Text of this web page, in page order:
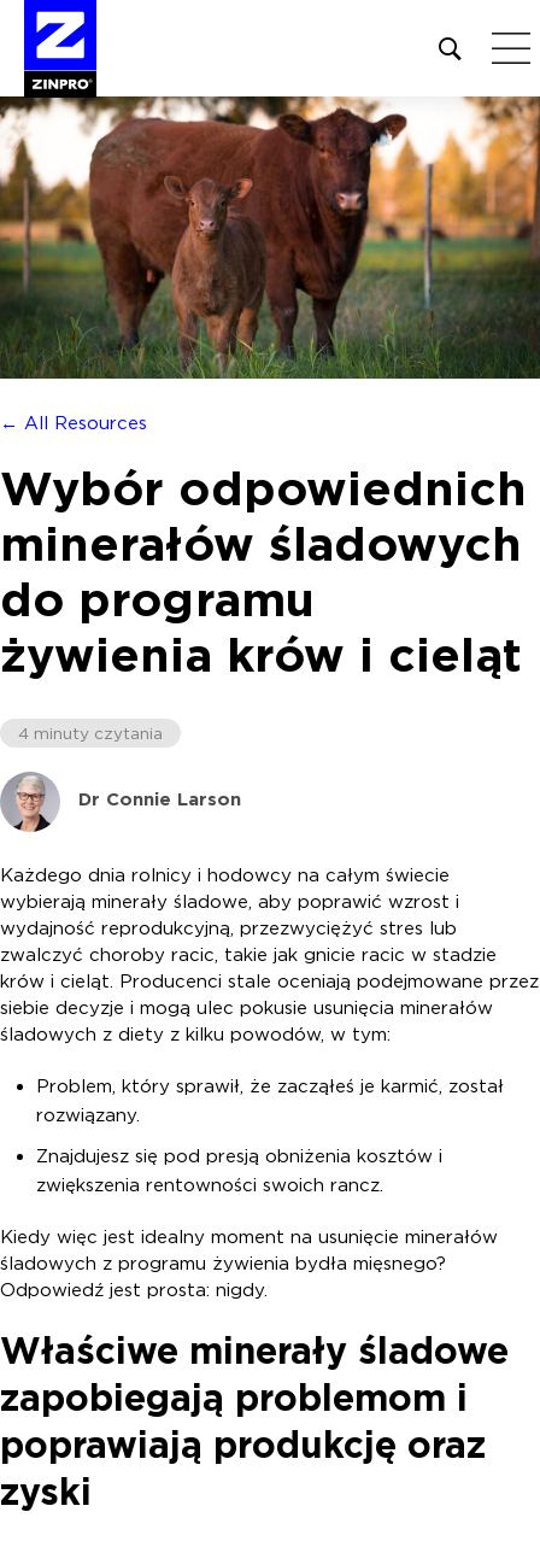
Open
site
search
form
Szukaj:
← All Resources
Wybór odpowiednich
minerałów śladowych
do programu
żywienia krów i cieląt
4 minuty czytania
Dr Connie Larson
Każdego dnia rolnicy i hodowcy na całym świecie
wybierają minerały śladowe, aby poprawić wzrost i
wydajność reprodukcyjną, przezwyciężyć stres lub
zwalczyć choroby racic, takie jak gnicie racic w stadzie
krów i cieląt. Producenci stale oceniają podejmowane przez
siebie decyzje i mogą ulec pokusie usunięcia minerałów
śladowych z diety z kilku powodów, w tym:
Problem, który sprawił, że zacząłeś je karmić, został
rozwiązany.
Znajdujesz się pod presją obniżenia kosztów i
zwiększenia rentowności swoich rancz.
Kiedy więc jest idealny moment na usunięcie minerałów
śladowych z programu żywienia bydła mięsnego?
Odpowiedź jest prosta: nigdy.
Właściwe minerały śladowe
zapobiegają problemom i
poprawiają produkcję oraz
zyski